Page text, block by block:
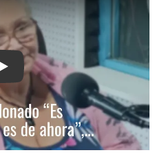
Play: Turismo sexual en Maldonado: